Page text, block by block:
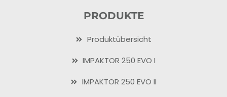
PRODUKTE
Produktübersicht
IMPAKTOR 250 EVO I
IMPAKTOR 250 EVO II